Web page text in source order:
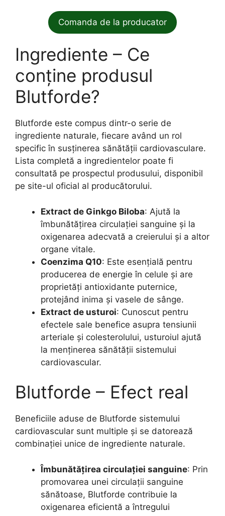
Comanda de la producator
Ingrediente – Ce
conține produsul
Blutforde?
Blutforde este compus dintr-o serie de
ingrediente naturale, fiecare având un rol
specific în susținerea sănătății cardiovasculare.
Lista completă a ingredientelor poate fi
consultată pe prospectul produsului, disponibil
pe site-ul oficial al producătorului.
Extract de Ginkgo Biloba: Ajută la
îmbunătățirea circulației sanguine și la
oxigenarea adecvată a creierului și a altor
organe vitale.
Coenzima Q10: Este esențială pentru
producerea de energie în celule și are
proprietăți antioxidante puternice,
protejând inima și vasele de sânge.
Extract de usturoi: Cunoscut pentru
efectele sale benefice asupra tensiunii
arteriale și colesterolului, usturoiul ajută
la menținerea sănătății sistemului
cardiovascular.
Blutforde – Efect real
Beneficiile aduse de Blutforde sistemului
cardiovascular sunt multiple și se datorează
combinației unice de ingrediente naturale.
Îmbunătățirea circulației sanguine: Prin
promovarea unei circulații sanguine
sănătoase, Blutforde contribuie la
oxigenarea eficientă a întregului